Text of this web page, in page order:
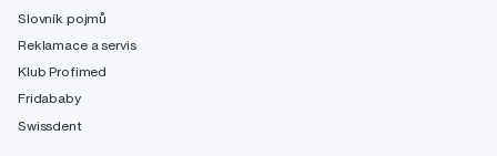
Slovník pojmů
Reklamace a servis
Klub Profimed
Fridababy
Swissdent